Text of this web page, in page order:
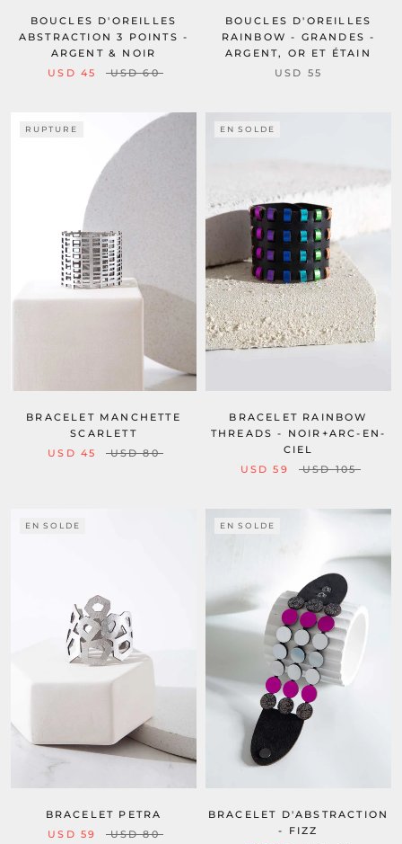
BOUCLES D'OREILLES
ABSTRACTION 3 POINTS -
ARGENT & NOIR
USD 45
USD 60
BOUCLES D'OREILLES
RAINBOW - GRANDES -
ARGENT, OR ET ÉTAIN
USD 55
RUPTURE
BRACELET MANCHETTE
SCARLETT
USD 45
USD 80
EN SOLDE
BRACELET RAINBOW
THREADS - NOIR+ARC-EN-
CIEL
USD 59
USD 105
EN SOLDE
BRACELET PETRA
USD 59
USD 80
EN SOLDE
BRACELET D'ABSTRACTION
- FIZZ